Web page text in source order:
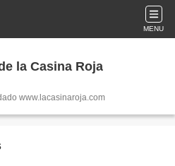
MENU
la Casina Roja
www.lacasinaroja.com